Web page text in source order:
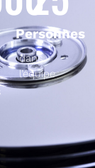
Personnes
dans
l’équipe